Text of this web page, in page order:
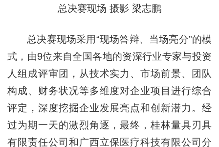
总决赛现场 摄影 梁志鹏
总决赛现场采用“现场答辩、当场亮分”的模
式，由9位来自全国各地的资深行业专家与投资
人组成评审团，从技术实力、市场前景、团队
构成、财务状况等多维度对企业项目进行综合
评定，深度挖掘企业发展亮点和创新潜力。经
过为期一天的激烈角逐，最终，桂林量具刃具
有限责任公司和广西立保医疗科技有限公司分